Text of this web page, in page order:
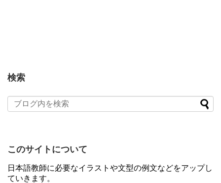
検索
このサイトについて
日本語教師に必要なイラストや文型の例文などをアップし
ていきます。